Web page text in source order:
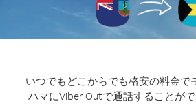
いつでもどこからでも格安の料金で
ハマにViber Outで通話することがで